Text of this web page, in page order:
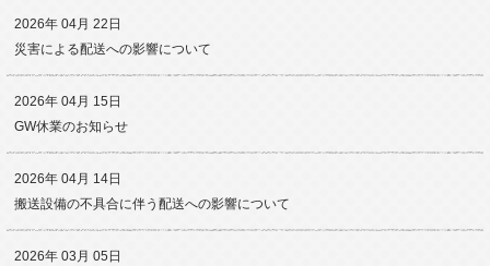
2026年 04月 22日
災害による配送への影響について
2026年 04月 15日
GW休業のお知らせ
2026年 04月 14日
搬送設備の不具合に伴う配送への影響について
2026年 03月 05日